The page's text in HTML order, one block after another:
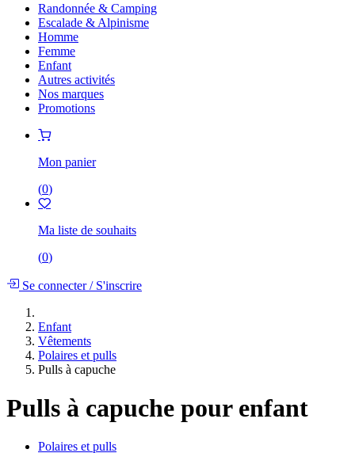
Randonnée & Camping
Escalade & Alpinisme
Homme
Femme
Enfant
Autres activités
Nos marques
Promotions
Mon panier
(0)
Ma liste de souhaits
(0)
Se connecter/S'inscrire
Enfant
Vêtements
Polaires et pulls
Pulls à capuche
Pulls à capuche pour enfant
Polaires et pulls